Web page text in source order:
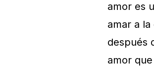
amor es
amar a
después
amor